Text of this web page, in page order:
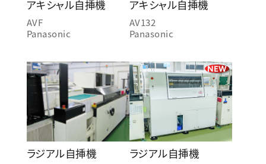
アキシャル自挿機
AVF
Panasonic
アキシャル自挿機
AV132
Panasonic
ラジアル自挿機
NEW
ラジアル自挿機